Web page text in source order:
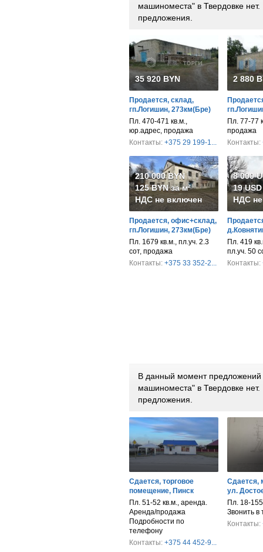
машиноместа" в Твердовке
предложения.
35 920 BYN
Продается, склад,
гп.Логишин, 273км(Бре)
Пл. 470-471 кв.м.,
юр.адрес, продажа
Контакты: +375 29 199-1...
2 880
Пл. 77-77
продажа
Контакты:
210 000 BYN
125 BYN за м²
НДС не включен
Продается, офис+склад,
гп.Логишин, 273км(Бре)
Пл. 1679 кв.м., пл.уч. 2.3
сот, продажа
Контакты: +375 33 352-2...
8 000
19
НДС
Пл. 419
пл.уч. 50
Контакты:
В данный момент предложений
машиноместа" в Твердовке
предложения.
Сдается, торговое
помещение, Пинск
Пл. 51-52 кв.м., аренда.
Аренда/продажа
Подробности по
телефону
Контакты: +375 44 452-9...
Сдается,
ул.
Пл. 18-
Звонить в
Контакты: